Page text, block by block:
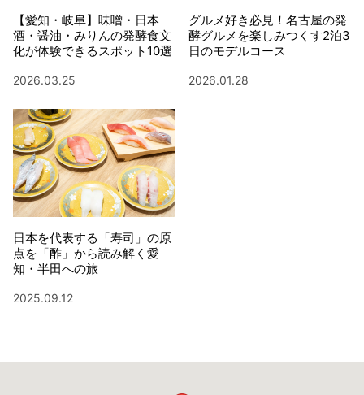
【愛知・岐阜】味噌・日本
酒・醤油・みりんの発酵食文
化が体験できるスポット10選
2026.03.25
グルメ好き必見！名古屋の発
酵グルメを楽しみつくす2泊3
日のモデルコース
2026.01.28
日本を代表する「寿司」の原
点を「酢」から読み解く愛
知・半田への旅
2025.09.12